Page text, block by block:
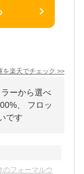
を楽天でチェック >>
ーから選べ
、 フロッ
です
フォーマルウ